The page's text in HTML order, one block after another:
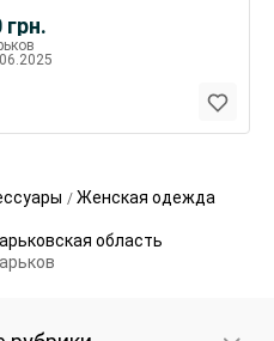
грн.
Женская одежда
область